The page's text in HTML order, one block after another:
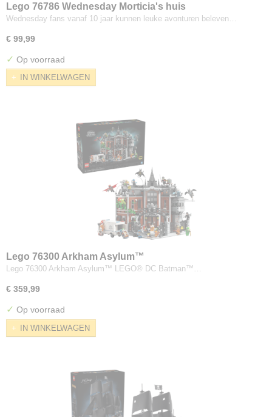
Lego 76786 Wednesday Morticia's huis
Wednesday fans vanaf 10 jaar kunnen leuke avonturen beleven…
€ 99,99
✓ Op voorraad
IN WINKELWAGEN
Lego 76300 Arkham Asylum™
Lego 76300 Arkham Asylum™ LEGO® DC Batman™…
€ 359,99
✓ Op voorraad
IN WINKELWAGEN